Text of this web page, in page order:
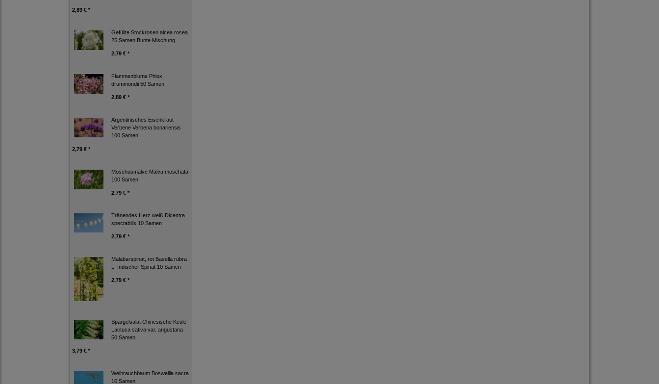
2,89 € *
Gefüllte Stockrosen alcea rosea
25 Samen Bunte Mischung
2,79 € *
Flammenblume Phlox
drummondii 50 Samen
2,89 € *
Argentinisches Eisenkraut
Verbene Verbena bonariensis
100 Samen
2,79 € *
Moschusmalve Malva moschata
100 Samen
2,79 € *
Tränendes Herz weiß Dicentra
spectabilis 10 Samen
2,79 € *
Malabarspinat, rot Basella rubra
L. Indischer Spinat 10 Samen
2,79 € *
Spargelsalat Chinesische Keule
Lactuca sativa var. angustana
50 Samen
3,79 € *
Weihrauchbaum Boswellia sacra
10 Samen